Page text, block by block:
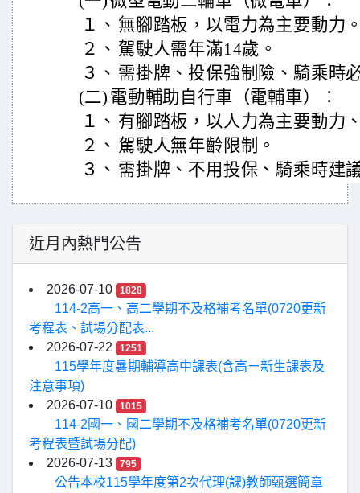
１、 無腳踏板，以電力為主要動力
２、 駕駛人需年滿14歲。
３、 需掛牌、投保強制險、騎乘時
(二) 電動輔助自行車（電輔車）：
１、 有腳踏板，以人力為主要動力
２、 駕駛人無年齡限制。
３、 需掛牌、不用投保、騎乘時建
近月內熱門公告
2026-07-10 1828
114-2高一、高二學期不及格補考名單(0720更新
考程表、試場分配表...
2026-07-22
1251
115學年度暑期輔導高中課表(含高ㄧ新生課表及
注意事項)
2026-07-10
1015
114-2國一、國二學期不及格補考名單(0720更新
考程表暨試場分配)
2026-07-13
795
公告本校115學年度第2次代理(課)教師甄選簡章